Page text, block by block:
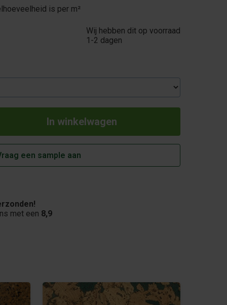
is per m²
Wij hebben dit op voorraad
1-2 dagen
een sample aan
met een 8,9